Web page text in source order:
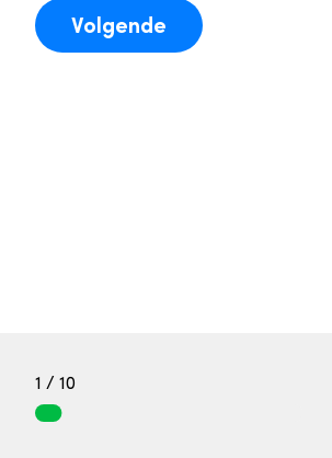
Volgende
1 / 10